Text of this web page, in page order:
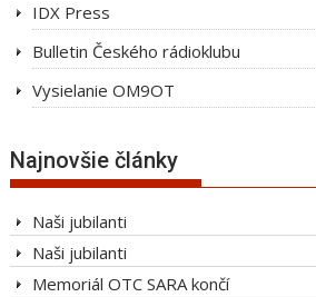
IDX Press
Bulletin Českého rádioklubu
Vysielanie OM9OT
Najnovšie články
Naši jubilanti
Naši jubilanti
Memoriál OTC SARA končí